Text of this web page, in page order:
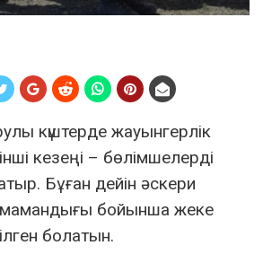
күштерде жауынгерлік
кезеңі – бөлімшелерді
Бұған дейін әскери
мамандығы бойынша жеке
болатын.